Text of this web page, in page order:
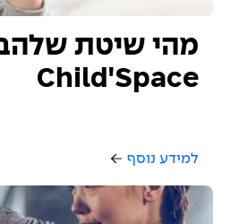
מהי שיטת
Child'Space
למידע נוסף